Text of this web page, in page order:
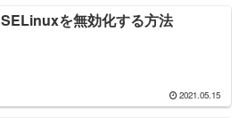
SELinuxを無効化する方法
2021.05.15